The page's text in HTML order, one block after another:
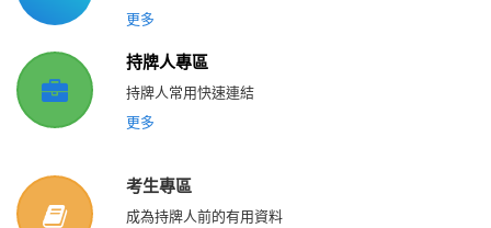
更多
持牌人專區
持牌人常用快速連結
更多
考生專區
成為持牌人前的有用資料